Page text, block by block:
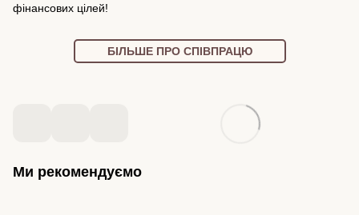
фінансових цілей!
БІЛЬШЕ ПРО СПІВПРАЦЮ
Ми рекомендуємо